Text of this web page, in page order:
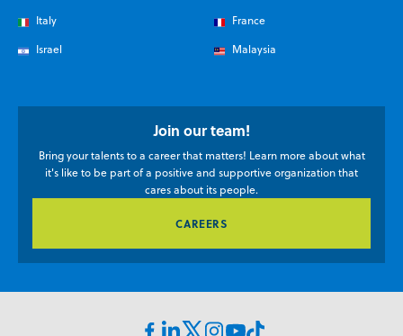
Facebook
Linkedin
X Instagram
Youtube
TikTok
Italy
Israel
France
Malaysia
Join our team!
Bring your talents to a career that matters! Learn more about what
it's like to be part of a positive and supportive organization that
cares about its people.
CAREERS